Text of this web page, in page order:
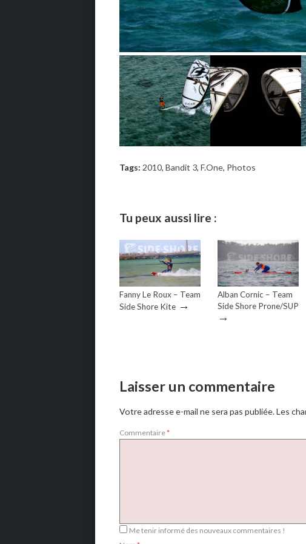
Tags: 2010, Bandit 3, F.One, Photos
Tu peux aussi lire :
Fanny Le Roux – Team
Side Shore Kite →
Alban Cornic – Team
Side Shore Prone/SUP
→
Laisser un commentaire
Votre adresse e-mail ne sera pas publiée.Les
Commentaire*
Me tenir informé des nouveaux commentaires !